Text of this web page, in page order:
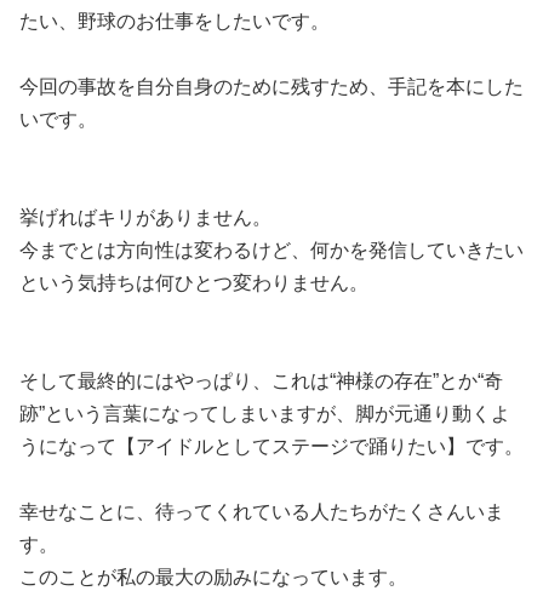
たい、野球のお仕事をしたいです。
今回の事故を自分自身のために残すため、手記を本にした
いです。
挙げればキリがありません。
今までとは方向性は変わるけど、何かを発信していきたい
という気持ちは何ひとつ変わりません。
そして最終的にはやっぱり、これは“神様の存在”とか“奇
跡”という言葉になってしまいますが、脚が元通り動くよ
うになって【アイドルとしてステージで踊りたい】です。
幸せなことに、待ってくれている人たちがたくさんいま
す。
このことが私の最大の励みになっています。